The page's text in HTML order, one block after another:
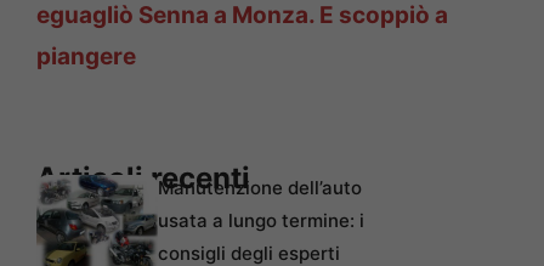
eguagliò Senna a Monza. E scoppiò a
piangere
Articoli recentiManutenzione dell’auto
usata a lungo termine: i
consigli degli esperti